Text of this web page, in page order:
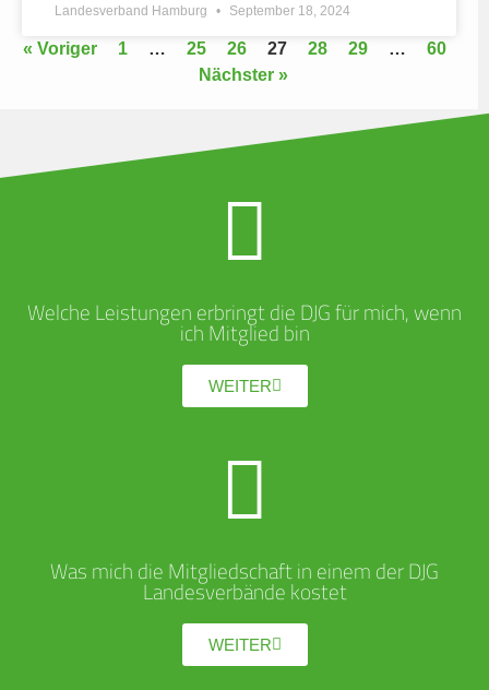
Landesverband Hamburg September 18, 2024
« Voriger 1 … 25 26 27 28 29 …
60
Nächster »
Welche Leistungen erbringt die DJG für mich, wenn
ich Mitglied bin
WEITER
Was mich die Mitgliedschaft in einem der DJG
Landesverbände kostet
WEITER